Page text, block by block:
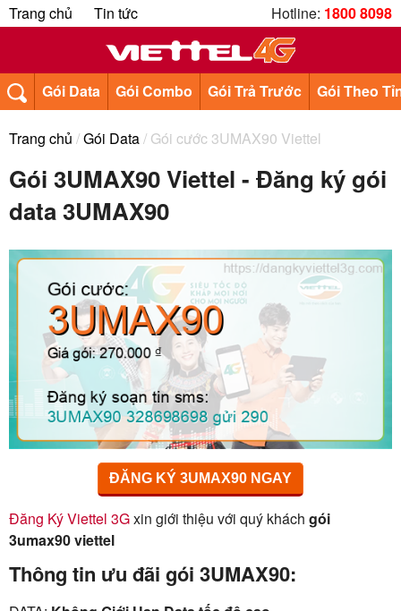
Trang chủ Tin tức Hotline: 1800 8098
Gói Data Gói Combo Gói Trả Trước Gói Theo
Trang chủ /Gói Data/ Gói cước 3UMAX90 Viettel
Gói 3UMAX90 Viettel - Đăng ký gói
data 3UMAX90
ĐĂNG KÝ 3UMAX90 NGAY
Đăng Ký Viettel 3Gxin giới thiệu với quý khách gói
3umax90 viettel
Thông tin ưu đãi gói 3UMAX90: